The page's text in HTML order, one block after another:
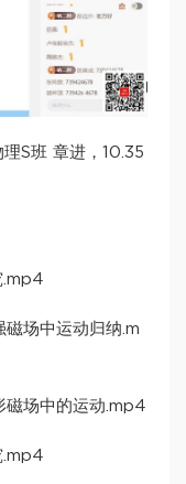
S班 章进，10.35
.mp4
场中运动归纳.m
磁场中的运动.mp4
.mp4